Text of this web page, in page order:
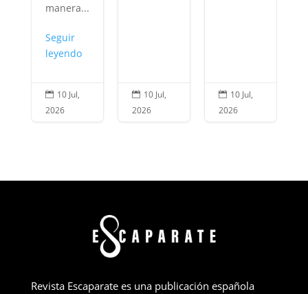
manera...
Seguir
leyendo
 10 Jul,
2026
 10 Jul,
2026
 10 Jul,
2026
Revista Escaparate es una publicación española